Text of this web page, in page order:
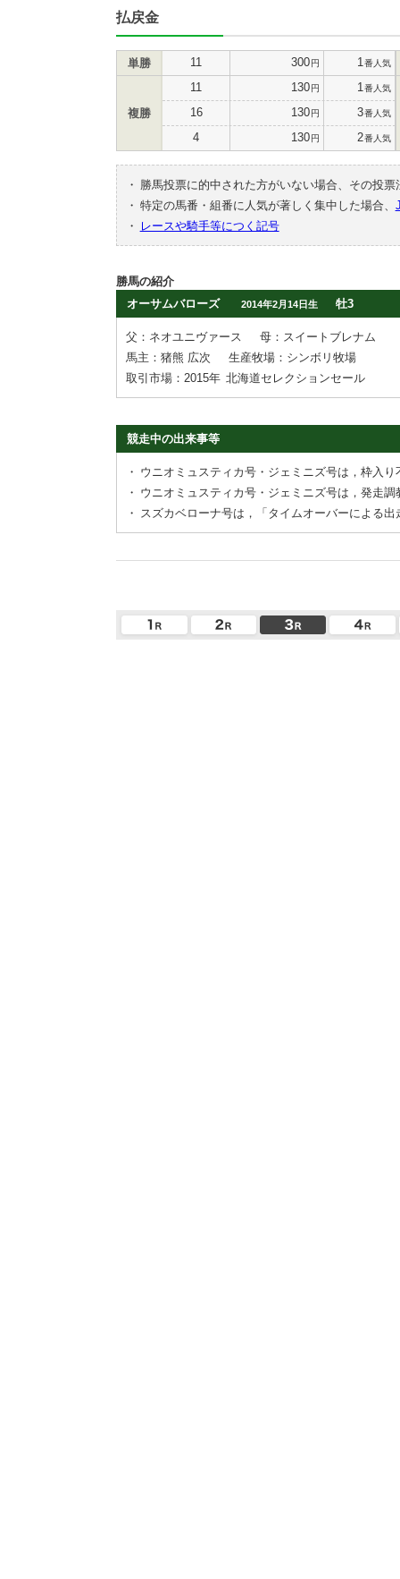
払戻金
単勝 11 300円 1 番人気
複勝
11 130円 1 番人気
16 130円 3番人気
4 130円 2番人気
・
勝馬投票に的中された方がいない場合、その投
・ 特定の馬番・組番に人気が著しく集中した場合、
・
レースや騎手等につく記号
勝馬の紹介
オーサムバローズ
2014年2月14日生 牡3
父：ネオユニヴァース
母：スイートブレナム
馬主：猪熊 広次
生産牧場：シンボリ牧場
取引市場：2015年 北海道セレクションセール
競走中の出来事等
・ ウニオミュスティカ号・ジェミニズ号は，枠入
・ ウニオミュスティカ号・ジェミニズ号は，発走調
・
スズカベローナ号は，「タイムオーバーによる